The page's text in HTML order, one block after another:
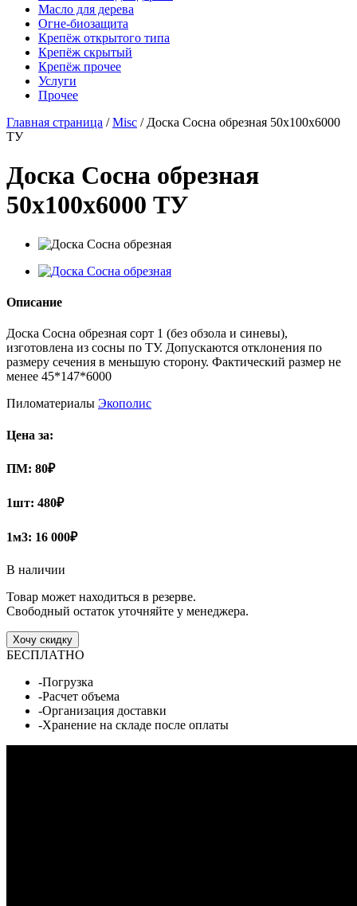
Масло для дерева
Огне-биозащита
Крепёж открытого типа
Крепёж скрытый
Крепёж прочее
Услуги
Прочее
Главная страница /Misc / Доска Сосна обрезная 50х100х6000
ТУ
Доска Сосна обрезная
50х100х6000 ТУ
Описание
Доска Сосна обрезная сорт 1 (без обзола и синевы),
изготовлена из сосны по ТУ. Допускаются отклонения по
размеру сечения в меньшую сторону. Фактический размер не
менее 45*147*6000
Пиломатериалы Экополис
Цена за:
ПМ: 80₽
1шт: 480₽
1м3: 16 000₽
В наличии
Товар может находиться в резерве.
Свободный остаток уточняйте у менеджера.
Хочу скидку
БЕСПЛАТНО
-Погрузка
-Расчет объема
-Организация доставки
-Хранение на складе после оплаты